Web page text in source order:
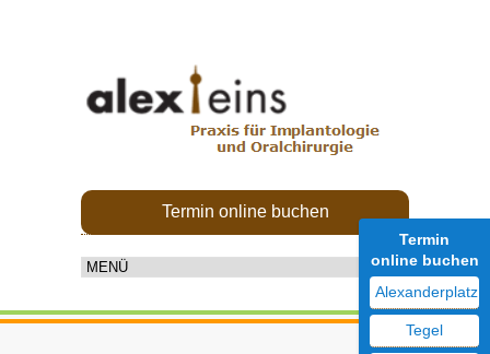
Termin online buchen
Termin
online buchen
Alexanderplatz
Tegel